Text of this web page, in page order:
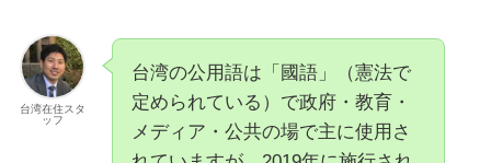
台湾在住スタ
ッフ
台湾の公用語は「國語」（憲法で
定められている）で政府・教育・
メディア・公共の場で主に使用さ